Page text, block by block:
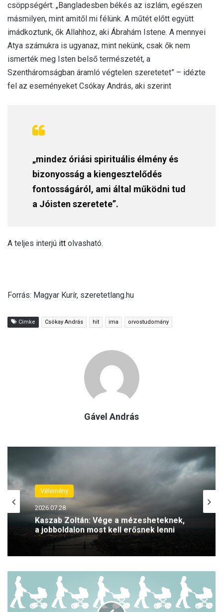
csöppségért. „Bangladesben békés az iszlám, egészen
másmilyen, mint amitől mi félünk. A műtét előtt együtt
imádkoztunk, ők Allahhoz, aki Ábrahám Istene. A mennyei
Atya számukra is ugyanaz, mint nekünk, csak ők nem
ismerték meg Isten belső természetét, a
Szentháromságban áramló végtelen szeretetet” – idézte
fel az eseményeket Csókay András, aki szerint
„mindez óriási spirituális élmény és
bizonyosság a kiengesztelődés
fontosságáról, ami által működni tud
a Jóisten szeretete”.
A teljes interjú itt olvasható.
Forrás: Magyar Kurír, szeretetlang.hu
Címke Csókay András hit ima orvostudomány
Gável András
Vélemény
2026.07.28.
Kaszab Zoltán: Vége a mézesheteknek,
a jobboldalon most kell erősnek lenni
b